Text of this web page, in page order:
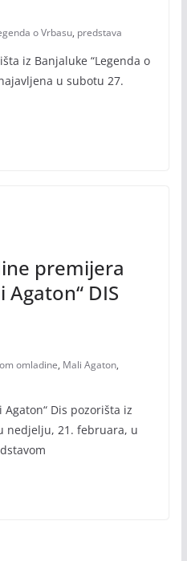
o Vrbasu, predstava
iz Banjaluke “Legenda o
u subotu 27.
premijera
DIS
omladine, Mali Agaton,
Dis pozorišta iz
nedjelju, 21. februara, u